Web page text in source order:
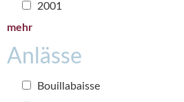
2001
mehr
Anlässe
Bouillabaisse